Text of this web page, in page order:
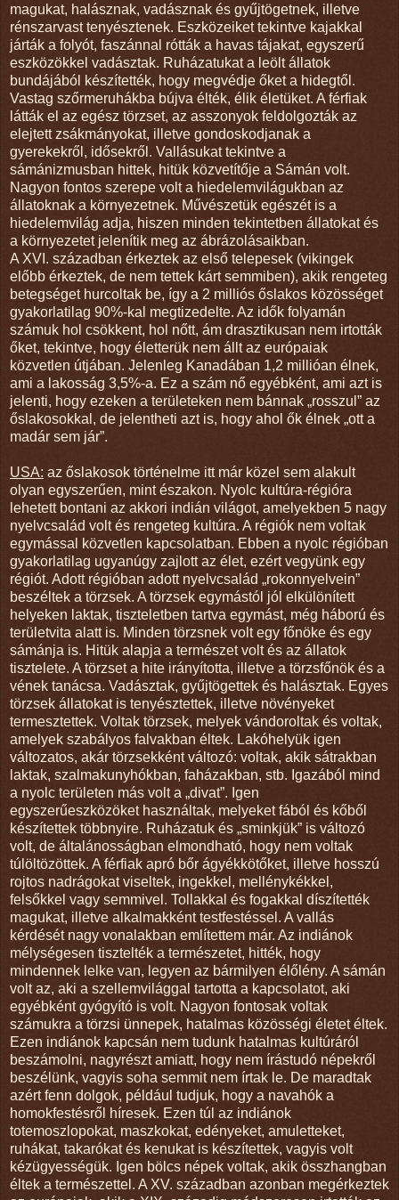
magukat, halásznak, vadásznak és gyűjtögetnek, illetve
rénszarvast tenyésztenek. Eszközeiket tekintve kajakkal
járták a folyót, faszánnal rótták a havas tájakat, egyszerű
eszközökkel vadásztak. Ruházatukat a leölt állatok
bundájából készítették, hogy megvédje őket a hidegtől.
Vastag szőrmeruhákba bújva élték, élik életüket. A férfiak
látták el az egész törzset, az asszonyok feldolgozták az
elejtett zsákmányokat, illetve gondoskodjanak a
gyerekekről, idősekről. Vallásukat tekintve a
sámánizmusban hittek, hitük közvetítője a Sámán volt.
Nagyon fontos szerepe volt a hiedelemvilágukban az
állatoknak a környezetnek. Művészetük egészét is a
hiedelemvilág adja, hiszen minden tekintetben állatokat és
a környezetet jelenítik meg az ábrázolásaikban.
A XVI. században érkeztek az első telepesek (vikingek
előbb érkeztek, de nem tettek kárt semmiben), akik rengeteg
betegséget hurcoltak be, így a 2 milliós őslakos közösséget
gyakorlatilag 90%-kal megtizedelte. Az idők folyamán
számuk hol csökkent, hol nőtt, ám drasztikusan nem irtották
őket, tekintve, hogy életterük nem állt az európaiak
közvetlen útjában. Jelenleg Kanadában 1,2 millióan élnek,
ami a lakosság 3,5%-a. Ez a szám nő egyébként, ami azt is
jelenti, hogy ezeken a területeken nem bánnak „rosszul” az
őslakosokkal, de jelentheti azt is, hogy ahol ők élnek „ott a
madár sem jár”.
USA: az őslakosok történelme itt már közel sem alakult
olyan egyszerűen, mint északon. Nyolc kultúra-régióra
lehetett bontani az akkori indián világot, amelyekben 5 nagy
nyelvcsalád volt és rengeteg kultúra. A régiók nem voltak
egymással közvetlen kapcsolatban. Ebben a nyolc régióban
gyakorlatilag ugyanúgy zajlott az élet, ezért vegyünk egy
régiót. Adott régióban adott nyelvcsalád „rokonnyelvein”
beszéltek a törzsek. A törzsek egymástól jól elkülönített
helyeken laktak, tiszteletben tartva egymást, még háború és
területvita alatt is. Minden törzsnek volt egy főnöke és egy
sámánja is. Hitük alapja a természet volt és az állatok
tisztelete. A törzset a hite irányította, illetve a törzsfőnök és a
vének tanácsa. Vadásztak, gyűjtögettek és halásztak. Egyes
törzsek állatokat is tenyésztettek, illetve növényeket
termesztettek. Voltak törzsek, melyek vándoroltak és voltak,
amelyek szabályos falvakban éltek. Lakóhelyük igen
változatos, akár törzsekként változó: voltak, akik sátrakban
laktak, szalmakunyhókban, faházakban, stb. Igazából mind
a nyolc területen más volt a „divat”. Igen
egyszerűeszközöket használtak, melyeket fából és kőből
készítettek többnyire. Ruházatuk és „sminkjük” is változó
volt, de általánosságban elmondható, hogy nem voltak
túlöltözöttek. A férfiak apró bőr ágyékkötőket, illetve hosszú
rojtos nadrágokat viseltek, ingekkel, mellénykékkel,
felsőkkel vagy semmivel. Tollakkal és fogakkal díszítették
magukat, illetve alkalmakként testfestéssel. A vallás
kérdését nagy vonalakban említettem már. Az indiánok
mélységesen tisztelték a természetet, hitték, hogy
mindennek lelke van, legyen az bármilyen élőlény. A sámán
volt az, aki a szellemvilággal tartotta a kapcsolatot, aki
egyébként gyógyító is volt. Nagyon fontosak voltak
számukra a törzsi ünnepek, hatalmas közösségi életet éltek.
Ezen indiánok kapcsán nem tudunk hatalmas kultúráról
beszámolni, nagyrészt amiatt, hogy nem írástudó népekről
beszélünk, vagyis soha semmit nem írtak le. De maradtak
azért fenn dolgok, például tudjuk, hogy a navahók a
homokfestésről híresek. Ezen túl az indiánok
totemoszlopokat, maszkokat, edényeket, amuletteket,
ruhákat, takarókat és kenukat is készítettek, vagyis volt
kézügyességük. Igen bölcs népek voltak, akik összhangban
éltek a természettel. A XV. században azonban megérkeztek